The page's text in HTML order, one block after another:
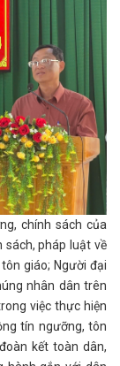
chính sách của
sách, pháp luật về
giáo; Người đại
nhân dân trên
việc thực hiện
tín ngưỡng, tôn
kết toàn dân,